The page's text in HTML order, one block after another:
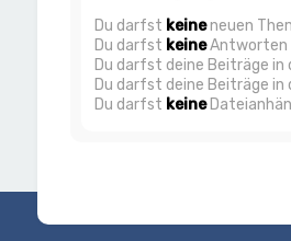
Du darfst keineneuen
Du darfst keineAntworten
Du darfst deine Beiträge in
Du darfst deine Beiträge in
Du darfst keine